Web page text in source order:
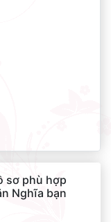
sơ phù hợp
Nghĩa bạn